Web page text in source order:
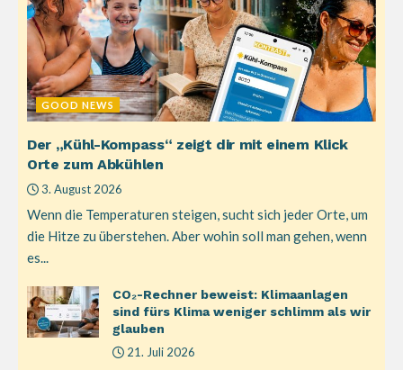
GOOD NEWS
Der „Kühl-Kompass“ zeigt dir mit einem Klick
Orte zum Abkühlen
3. August 2026
Wenn die Temperaturen steigen, sucht sich jeder Orte, um
die Hitze zu überstehen. Aber wohin soll man gehen, wenn
es...
CO₂-Rechner beweist: Klimaanlagen
sind fürs Klima weniger schlimm als wir
glauben
21. Juli 2026